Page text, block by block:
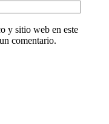
y sitio web en este
comentario.